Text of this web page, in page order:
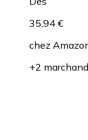
35,94 €
chez
+2